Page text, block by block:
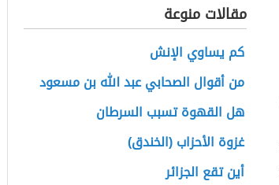
مقالات منوعة
كم يساوي الإنش
من أقوال الصحابي عبد الله بن مسعود
هل القهوة تسبب السرطان
غزوة الأحزاب (الخندق)
أين تقع الجزائر